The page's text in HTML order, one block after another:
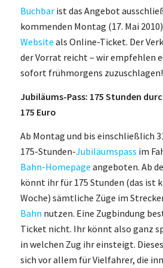
Buchbarist das Angebot
kommenden Montag (17. Mai
Website als Online-Ticket. Der
der Vorrat reicht – wir empfehlen
sofort frühmorgens zuzuschlagen!
Jubiläums-Pass: 175 Stunden
175 Euro
Ab Montag und bis einschließlich
175-Stunden-Jubiläumspass im
Bahn-Homepage angeboten. Ab
könnt ihr für 175 Stunden (das ist
Woche) sämtliche Züge im
Bahn nutzen. Eine Zugbindung
Ticket nicht. Ihr könnt also ganz
in welchen Zug ihr einsteigt.
sich vor allem für Vielfahrer, die